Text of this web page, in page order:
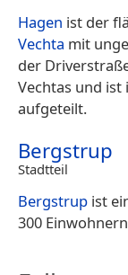
Hagen ist der
Vechta mit
der
Vechtas und ist
aufgeteilt.
Bergstrup
Stadtteil
Bergstrup ist
300